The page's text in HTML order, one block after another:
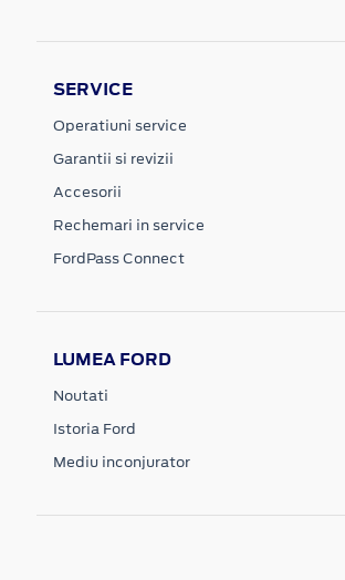
SERVICE
Operatiuni service
Garantii si revizii
Accesorii
Rechemari in service
FordPass Connect
LUMEA FORD
Noutati
Istoria Ford
Mediu inconjurator